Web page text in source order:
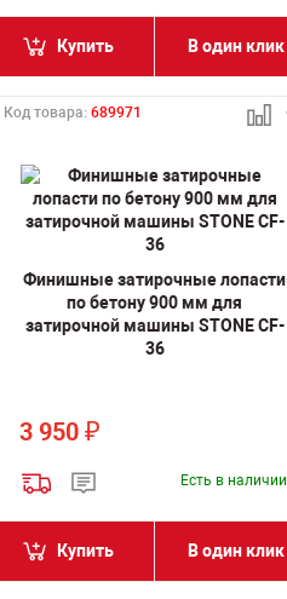
Купить В один клик
Код товара:689971
Финишные затирочные лопасти
по бетону 900 мм для
затирочной машины STONE CF-
36
3 950₽
Есть в наличии
Купить В один клик